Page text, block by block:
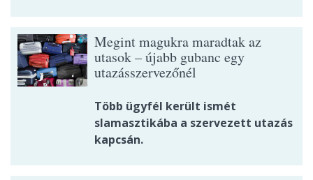
Megint magukra maradtak az
utasok – újabb gubanc egy
utazásszervezőnél
Több ügyfél került ismét
slamasztikába a szervezett utazás
kapcsán.